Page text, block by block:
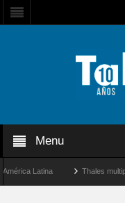
Menu
Latina Thales